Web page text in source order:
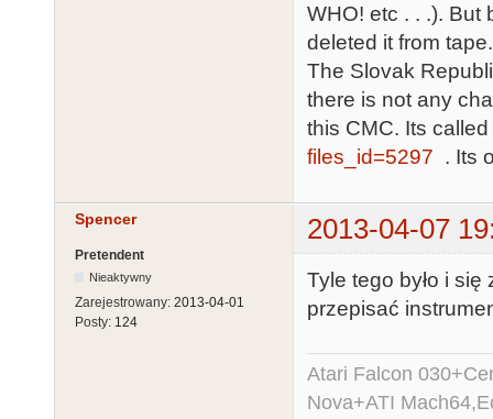
WHO! etc . . .). But
deleted it from
The Slovak
there is not any
this CMC. Its
files_id=5297 . Its
Spencer 2013-04-07
Pretendent
Nieaktywny
Zarejestrowany: 2013-04-01
Posty: 124
Tyle tego było i
przepisać
Atari Falcon
Nova+ATI